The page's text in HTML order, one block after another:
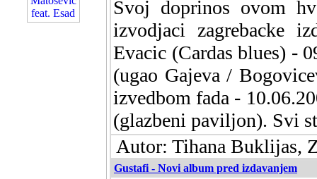
Svoj doprinos ovom
izvodjaci zagrebacke
Evacic (Cardas blues) -
(ugao Gajeva /
izvedbom fada -
(glazbeni paviljon). Svi
Autor: Tihana Buklijas,
Gustafi - Novi album pred izdavanjem